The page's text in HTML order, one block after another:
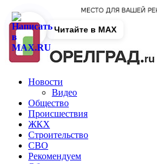
Новости
Видео
Общество
Происшествия
ЖКХ
Строительство
СВО
Рекомендуем
Читайте в MAX